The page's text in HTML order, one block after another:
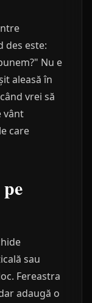
des este:
Nu e
aleasă în
vrei să
vânt
care
sau
Fereastra
adaugă o